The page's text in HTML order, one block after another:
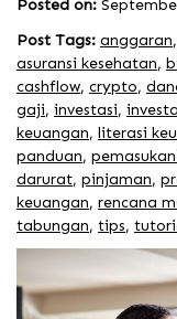
Posted on:
Post Tags: anggaran,
asuransi kesehatan,
cashflow, crypto,
gaji, investasi,
keuangan, literasi
panduan,
darurat, pinjaman,
keuangan, rencana
tabungan, tips,